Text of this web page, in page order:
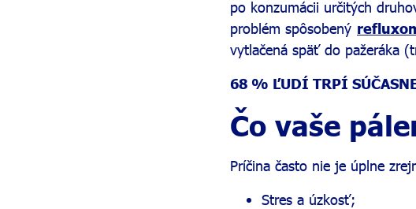
po konzumácii určitých
problém spôsobený
vytlačená späť do pažeráka
68 % ĽUDÍ TRPÍ
Čo vaše
Príčina často nie je úplne
Stres a úzkosť;